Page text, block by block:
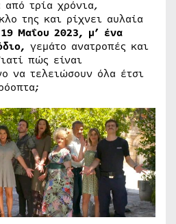
από τρία χρόνια,
της και ρίχνει αυλαία
Μαΐου 2023, μ’ ένα
γεμάτο ανατροπές και
πώς είναι
να τελειώσουν όλα έτσι